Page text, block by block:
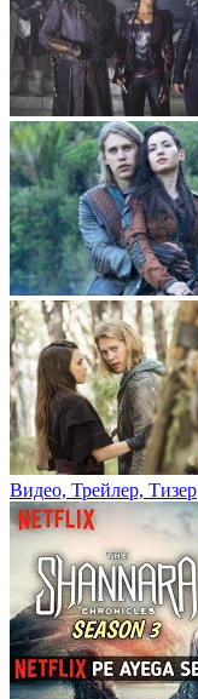
Видео, Трейлер, Тизер